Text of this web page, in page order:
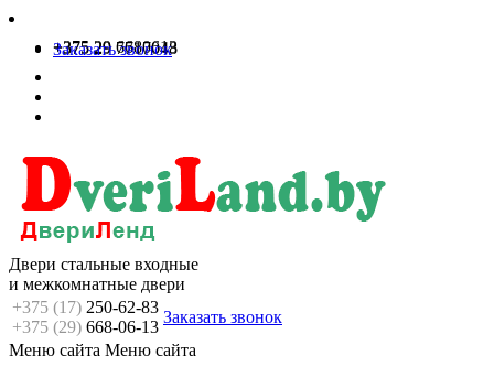
+375 29 6680613
+375 29 7717048
Заказать звонок
Двери стальные входные
и межкомнатные двери
+375 (17) 250-62-83
+375 (29) 668-06-13
Заказать звонок
Меню сайта Меню сайта